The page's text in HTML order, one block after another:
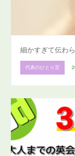
細かすぎて伝わ
代表のひとり言